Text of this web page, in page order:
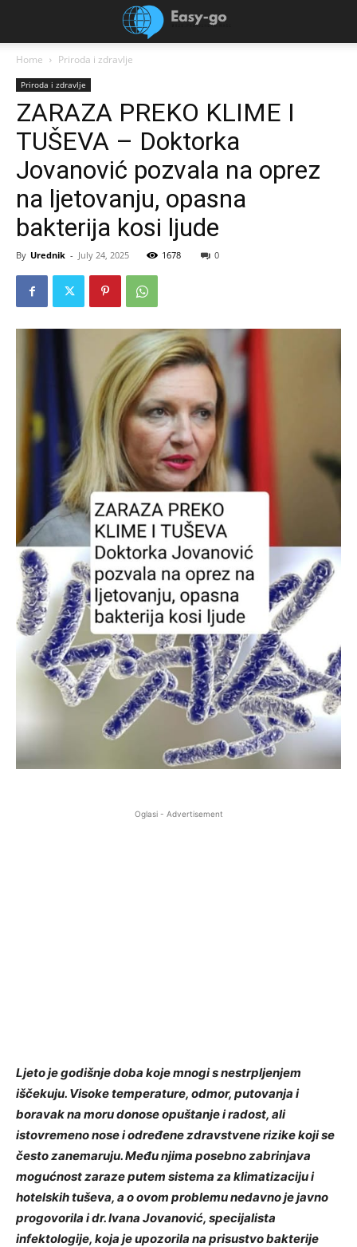
Home Priroda i zdravlje
Priroda i zdravlje
ZARAZA PREKO KLIME I
TUŠEVA – Doktorka
Jovanović pozvala na oprez
na ljetovanju, opasna
bakterija kosi ljude
By Urednik - July 24, 2025 1678 0
Oglasi - Advertisement
Ljeto je godišnje doba koje mnogi s nestrpljenjem
iščekuju. Visoke temperature, odmor, putovanja i
boravak na moru donose opuštanje i radost, ali
istovremeno nose i određene zdravstvene rizike koji se
često zanemaruju. Među njima posebno zabrinjava
mogućnost zaraze putem sistema za klimatizaciju i
hotelskih tuševa, a o ovom problemu nedavno je javno
progovorila i dr. Ivana Jovanović, specijalista
infektologije, koja je upozorila na prisustvo bakterije